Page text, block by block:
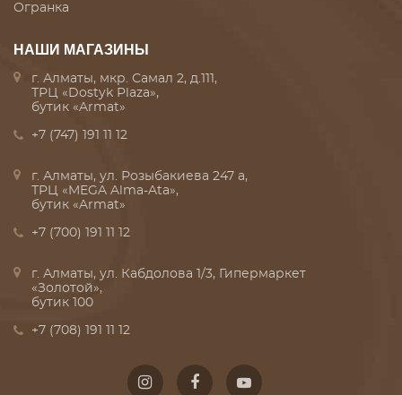
Огранка
НАШИ МАГАЗИНЫ
г. Алматы, мкр. Самал 2, д.111,
ТРЦ «Dostyk Plaza»,
бутик «Armat»
+7 (747) 191 11 12
г. Алматы, ул. Розыбакиева 247 а,
ТРЦ «MEGA Alma-Ata»,
бутик «Armat»
+7 (700) 191 11 12
г. Алматы, ул. Кабдолова 1/3, Гипермаркет
«Золотой»,
бутик 100
+7 (708) 191 11 12